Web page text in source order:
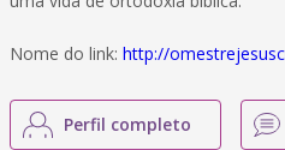
Nome do link: http://
Perfil completo